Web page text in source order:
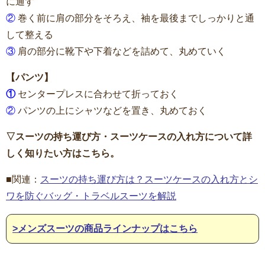
② 巻く前に肩の部分をそろえ、袖を最後までしっかりと通
して整える
③ 肩の部分に靴下や下着などを詰めて、丸めていく
【パンツ】
①センタープレスに合わせて折っておく
② パンツの上にシャツなどを置き、丸めておく
▽スーツの持ち運び方・スーツケースの入れ方について詳
しく知りたい方はこちら。
■関連： スーツの持ち運び方は？スーツケースの入れ方とシ
ワを防ぐバッグ・トラベルスーツを解説
>メンズスーツの商品ラインナップはこちら